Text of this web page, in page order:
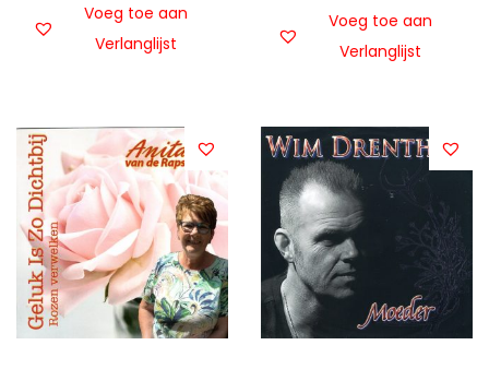
Voeg toe aan
Verlanglijst
Voeg toe aan
Verlanglijst